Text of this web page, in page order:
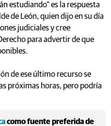
estudiando” es la respuesta
de León, quien dijo en su día
judiciales y cree
para advertir de que
de ese último recurso se
próximas horas, pero podría
como fuente preferida de